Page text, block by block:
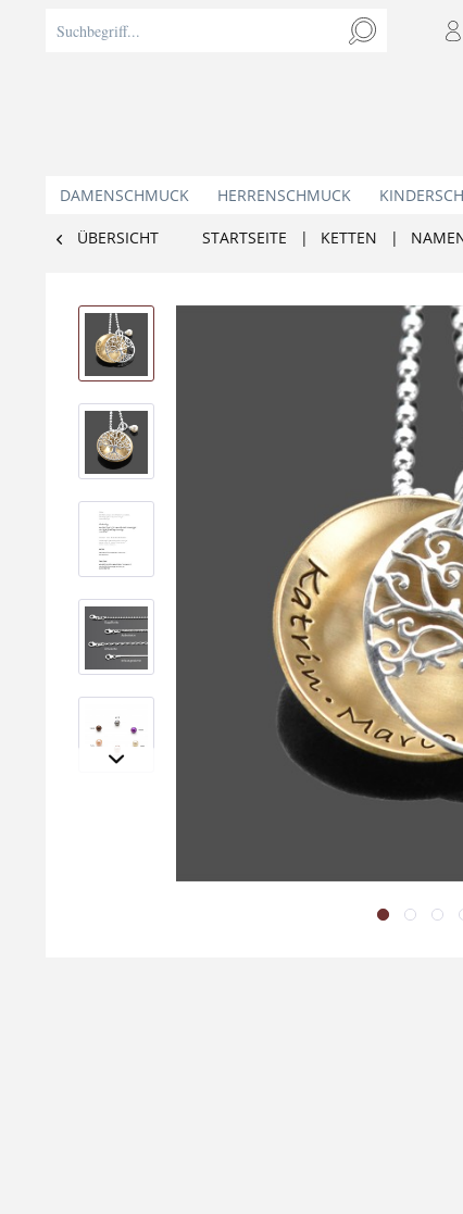
DAMENSCHMUCK HERRENSCHMUCK
ÜBERSICHT STARTSEITE | KETTEN |